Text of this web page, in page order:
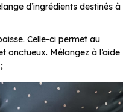
d’ingrédients destinés à
Celle-ci permet au
onctueux. Mélangez à l’aide